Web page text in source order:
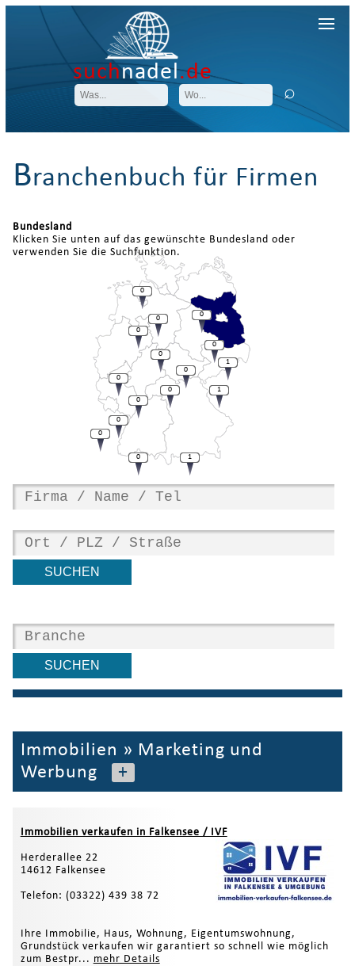
suchnadel.de
Branchenbuch für Firmen
Bundesland
Klicken Sie unten auf das gewünschte Bundesland oder
verwenden Sie die Suchfunktion.
1
1
0
0
0
0
0
0
0
0
0
0
0
0
0
1
Immobilien » Marketing und
Werbung
+
Immobilien verkaufen in Falkensee / IVF
Herderallee 22
14612 Falkensee
Telefon: (03322) 439 38 72
Ihre Immobilie, Haus, Wohnung, Eigentumswohnung,
Grundstück verkaufen wir garantiert so schnell wie möglich
zum Bestpr... mehr Details